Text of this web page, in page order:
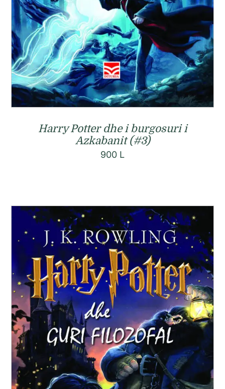
Harry Potter dhe i burgosuri i
Azkabanit (#3)
900 L